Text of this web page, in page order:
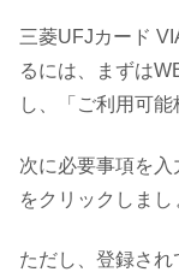
三菱UFJカード
るには、まずは
し、「ご利用可能
次に必要事項を入
をクリックしまし
ただし、登録さ